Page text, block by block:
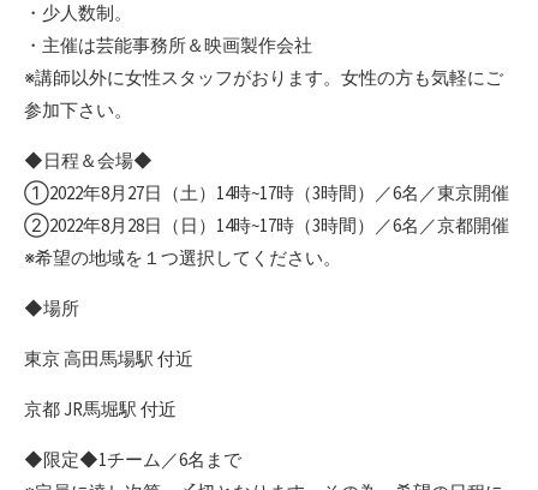
・少人数制。
・主催は芸能事務所＆映画製作会社
※講師以外に女性スタッフがおります。女性の方も気軽にご
参加下さい。
◆日程＆会場◆
➀2022年8月27日（土）14時~17時（3時間）／6名／東京開催
➁2022年8月28日（日）14時~17時（3時間）／6名／京都開催
※希望の地域を１つ選択してください。
◆場所
東京 高田馬場駅 付近
京都 JR馬堀駅 付近
◆限定◆1チーム／6名まで